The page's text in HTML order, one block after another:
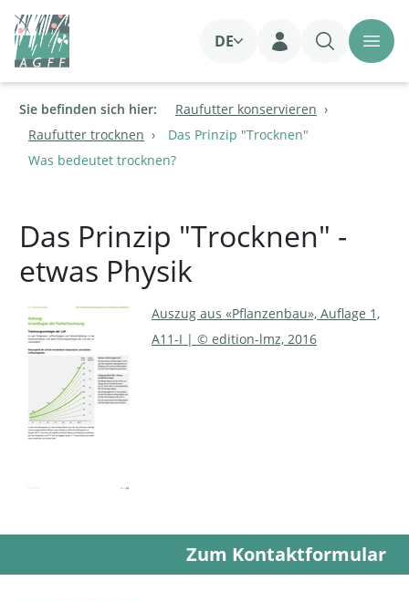
DE
Login
Sie befinden sich hier:
Raufutter konservieren
Raufutter trocknen
Das Prinzip "Trocknen"
Was bedeutet trocknen?
Das Prinzip "Trocknen" -
etwas Physik
Auszug aus «Pflanzenbau», Auflage 1,
A11-I | © edition-lmz, 2016
Zum Kontaktformular